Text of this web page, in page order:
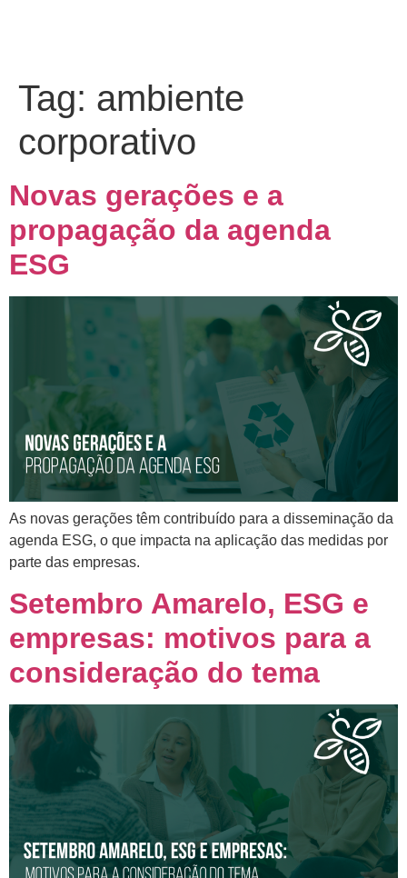
Tag: ambiente
corporativo
Novas gerações e a
propagação da agenda
ESG
As novas gerações têm contribuído para a disseminação da
agenda ESG, o que impacta na aplicação das medidas por
parte das empresas.
Setembro Amarelo, ESG e
empresas: motivos para a
consideração do tema